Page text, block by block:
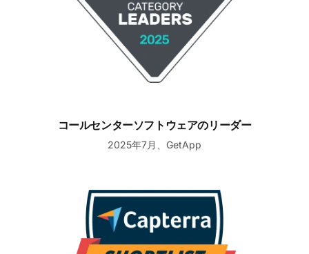
コールセンターソフトウェアのリーダー
2025年7月、GetApp